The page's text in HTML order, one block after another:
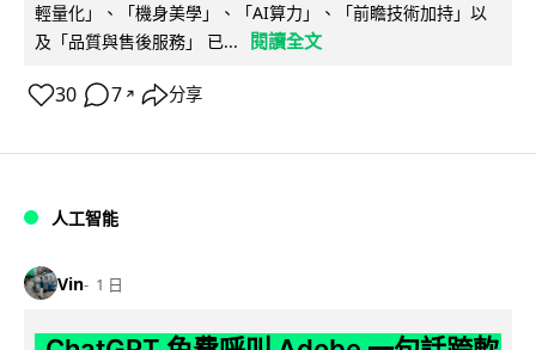
輕量化」、「機身美學」、「AI算力」、「前瞻技術加持」以
及「品質與售後服務」 已...
閱讀全文
30 7 ↗ 分享
人工智能
Vin 1 日